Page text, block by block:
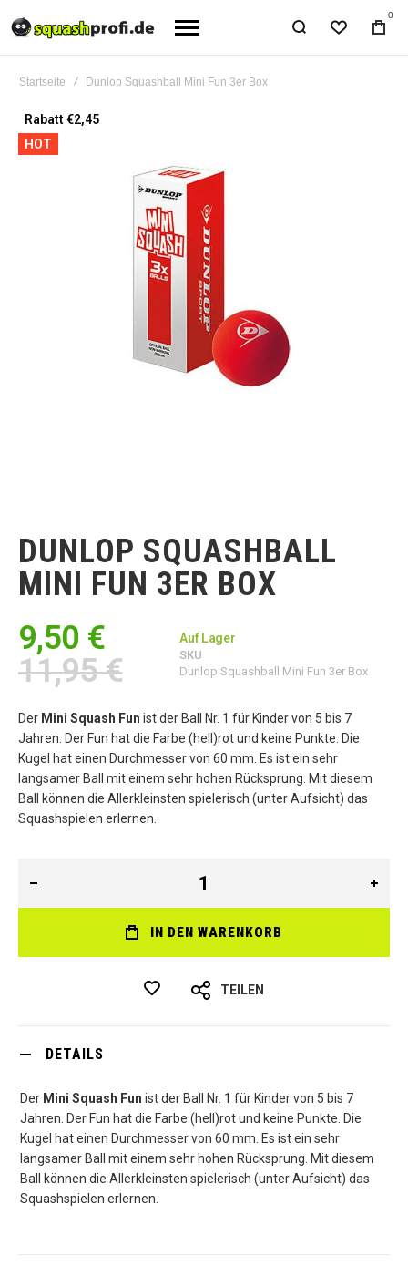
0
Startseite Dunlop Squashball Mini Fun 3er Box
Zum
Ende
der
Bildgalerie
springen
Rabatt €2,45
HOT
DUNLOP SQUASHBALL
MINI FUN 3ER BOX
9,50 €
11,95 €
Auf Lager
SKU
Dunlop Squashball Mini Fun 3er Box
Der Mini Squash Fun ist der Ball Nr. 1 für Kinder von 5 bis 7
Jahren. Der Fun hat die Farbe (hell)rot und keine Punkte. Die
Kugel hat einen Durchmesser von 60 mm. Es ist ein sehr
langsamer Ball mit einem sehr hohen Rücksprung. Mit diesem
Ball können die Allerkleinsten spielerisch (unter Aufsicht) das
Squashspielen erlernen.
IN DEN WARENKORB
TEILEN
DETAILS
Der Mini Squash Fun ist der Ball Nr. 1 für Kinder von 5 bis 7
Jahren. Der Fun hat die Farbe (hell)rot und keine Punkte. Die
Kugel hat einen Durchmesser von 60 mm. Es ist ein sehr
langsamer Ball mit einem sehr hohen Rücksprung. Mit diesem
Ball können die Allerkleinsten spielerisch (unter Aufsicht) das
Squashspielen erlernen.